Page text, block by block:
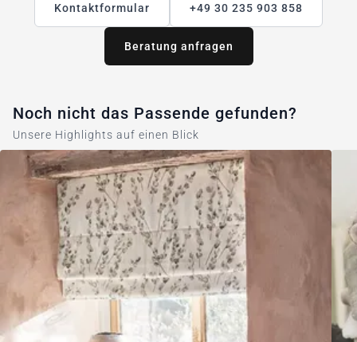
Kontaktformular +49 30 235 903 858
Beratung anfragen
Noch nicht das Passende gefunden?
Unsere Highlights auf einen Blick